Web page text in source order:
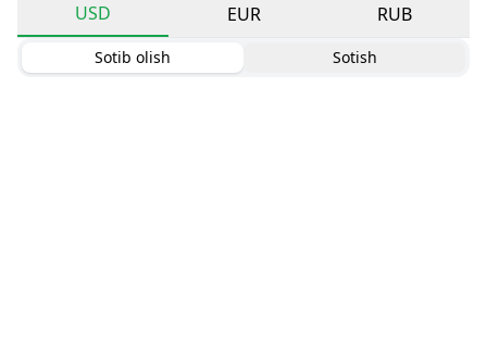
USD
EUR RUB
Sotib olish Sotish